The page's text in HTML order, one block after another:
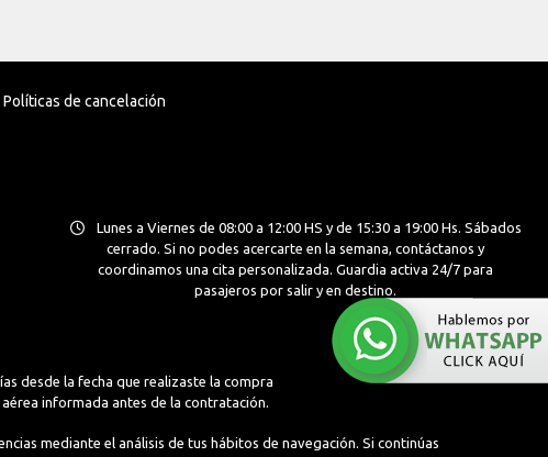
Políticas de cancelación
Lunes a Viernes de 08:00 a 12:00 HS y de 15:30 a 19:00 Hs. Sábados
cerrado. Si no podes acercarte en la semana, contáctanos y
coordinamos una cita personalizada. Guardia activa 24/7 para
pasajeros por salir y en destino.
desde la fecha que realizaste la compra
informada antes de la contratación.
mediante el análisis de tus hábitos de navegación. Si continúas